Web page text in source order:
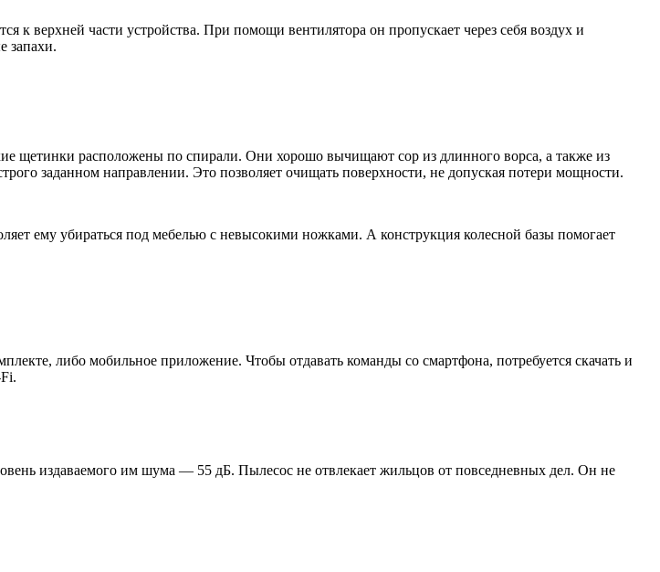
верхней части устройства. При помощи вентилятора он пропускает через себя воздух и
запахи.
щетинки расположены по спирали. Они хорошо вычищают сор из длинного ворса, а также из
заданном направлении. Это позволяет очищать поверхности, не допуская потери мощности.
ему убираться под мебелью с невысокими ножками. А конструкция колесной базы помогает
либо мобильное приложение. Чтобы отдавать команды со смартфона, потребуется скачать и
издаваемого им шума — 55 дБ. Пылесос не отвлекает жильцов от повседневных дел. Он не